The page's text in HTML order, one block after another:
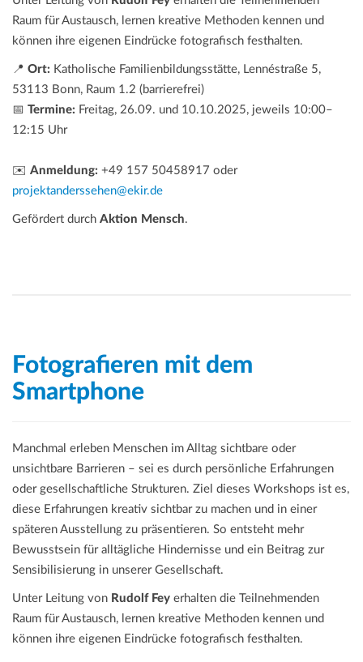
Raum für Austausch, lernen kreative Methoden kennen und
können ihre eigenen Eindrücke fotografisch festhalten.
📍 Ort: Katholische Familienbildungsstätte, Lennéstraße 5,
53113 Bonn, Raum 1.2 (barrierefrei)
📅 Termine: Freitag, 26.09. und 10.10.2025, jeweils 10:00–
12:15 Uhr
✉️ Anmeldung: +49 157 50458917 oder
projektanderssehen@ekir.de
Gefördert durch Aktion Mensch.
Fotografieren mit dem
Smartphone
Manchmal erleben Menschen im Alltag sichtbare oder
unsichtbare Barrieren – sei es durch persönliche Erfahrungen
oder gesellschaftliche Strukturen. Ziel dieses Workshops ist es,
diese Erfahrungen kreativ sichtbar zu machen und in einer
späteren Ausstellung zu präsentieren. So entsteht mehr
Bewusstsein für alltägliche Hindernisse und ein Beitrag zur
Sensibilisierung in unserer Gesellschaft.
Unter Leitung von Rudolf Fey erhalten die Teilnehmenden
Raum für Austausch, lernen kreative Methoden kennen und
können ihre eigenen Eindrücke fotografisch festhalten.